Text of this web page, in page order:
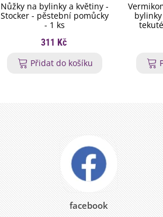
Nůžky na bylinky a květiny -
Stocker - pěstební pomůcky
- 1 ks
311 Kč
Přidat do košíku
facebook